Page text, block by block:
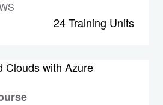
24 Training Units